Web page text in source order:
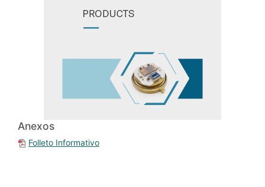
Anexos
Folleto Informativo